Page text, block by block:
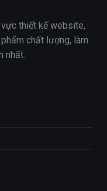
thiết kế website,
chất lượng, làm
nhất.